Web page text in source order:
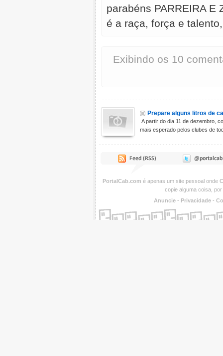
parabéns PARREIRA E
é a raça, força e
Exibindo os 10
Prepare alguns litros de
A partir do dia 11 de dezembro,
mais esperado pelos clubes de
PortalCab.com é apenas um site pessoal onde
copie alguma coisa,
Anuncie - Privacidade -